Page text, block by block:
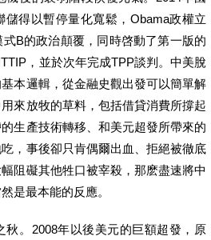
儲得以暫停量化寬鬆，Obama政權立
B的政治顛覆，同時啓動了第一版的
，並於次年完成TPP談判。中美脫
本邏輯，從金融史觀出發可以簡單解
來放牧的草料，包括借貸消費所撐起
生產技術轉移、和美元超發所帶來的
，事後卻只肯偶爾出血、拒絕被徹底
阻礙其他牲口被宰殺，那麽盡速將中
是最本能的反應。
秋。2008年以後美元的巨額超發，原